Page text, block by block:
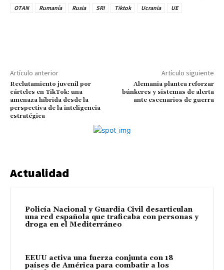
OTAN
Rumanía Rusia SRI Tiktok Ucrania UE
Artículo anterior
Reclutamiento juvenil por
cárteles en TikTok: una
amenaza híbrida desde la
perspectiva de la inteligencia
estratégica
Artículo siguiente
Alemania plantea reforzar
búnkeres y sistemas de alerta
ante escenarios de guerra
Actualidad
Policía Nacional y Guardia Civil desarticulan
una red española que traficaba con personas y
droga en el Mediterráneo
EEUU activa una fuerza conjunta con 18
países de América para combatir a los